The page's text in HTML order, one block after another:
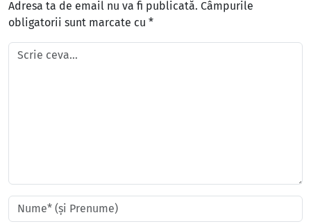
Adresa ta de email nu va fi publicată. Câmpurile
obligatorii sunt marcate cu *